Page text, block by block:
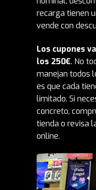
recarga tienen
vende con
Los cupones
los 250€. No
manejan todos
es que cada
limitado. Si
concreto,
tienda o revisa
online.